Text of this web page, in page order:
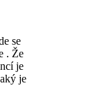
se
. Že
je
je